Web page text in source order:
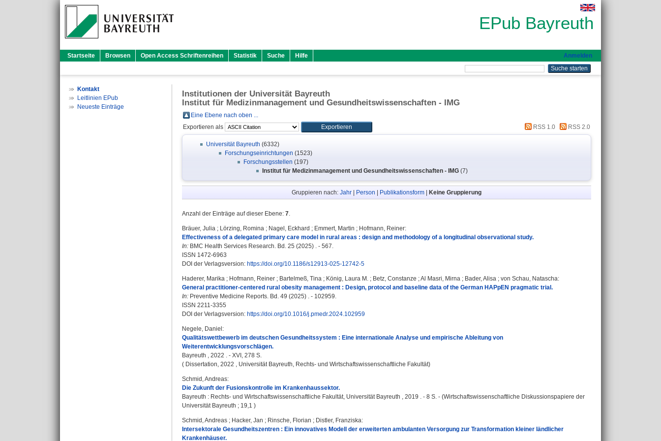
EPub Bayreuth
Startseite Browsen Open Access Schriftenreihen Statistik Suche Hilfe Anmelden
Kontakt
Leitlinien EPub
Neueste Einträge
Institutionen der Universität Bayreuth
Institut für Medizinmanagement und Gesundheitswissenschaften - IMG
Eine Ebene nach oben ...
Exportieren als
RSS 1.0 RSS 2.0
Universität Bayreuth (6332)
Forschungseinrichtungen (1523)
Forschungsstellen (197)
Institut für Medizinmanagement und Gesundheitswissenschaften - IMG (7)
Gruppieren nach: Jahr Person Publikationsform Keine Gruppierung
Anzahl der Einträge auf dieser Ebene: 7.
Bräuer, Julia ; Lörzing, Romina ; Nagel, Eckhard ; Emmert, Martin ; Hofmann, Reiner:
Effectiveness of a delegated primary care model in rural areas : design and methodology of a longitudinal observational study.
In: BMC Health Services Research. Bd. 25 (2025) . - 567.
ISSN 1472-6963
DOI der Verlagsversion: https://doi.org/10.1186/s12913-025-12742-5
Haderer, Marika ; Hofmann, Reiner ; Bartelmeß, Tina ; König, Laura M. ; Betz, Constanze ;Al Masri, Mirna ; Bader, Alisa ; von Schau, Natascha:
General practitioner-centered rural obesity management : Design, protocol and baseline data of the German HAPpEN pragmatic trial.
In: Preventive Medicine Reports. Bd. 49 (2025) . - 102959.
ISSN 2211-3355
DOI der Verlagsversion: https://doi.org/10.1016/j.pmedr.2024.102959
Negele, Daniel :
Qualitätswettbewerb im deutschen Gesundheitssystem : Eine internationale Analyse und empirische Ableitung von
Weiterentwicklungsvorschlägen.
Bayreuth , 2022 . - XVI, 278 S.
( Dissertation, 2022 , Universität Bayreuth, Rechts- und Wirtschaftswissenschaftliche Fakultät)
Schmid, Andreas:
Die Zukunft der Fusionskontrolle im Krankenhaussektor.
Bayreuth : Rechts- und Wirtschaftswissenschaftliche Fakultät, Universität Bayreuth , 2019 . - 8 S. - (Wirtschaftswissenschaftliche Diskussionspapiere der
Universität Bayreuth ; 19,1 )
Schmid, Andreas ; Hacker, Jan ; Rinsche, Florian ; Distler, Franziska:
Intersektorale Gesundheitszentren : Ein innovatives Modell der erweiterten ambulanten Versorgung zur Transformation kleiner ländlicher
Krankenhäuser.